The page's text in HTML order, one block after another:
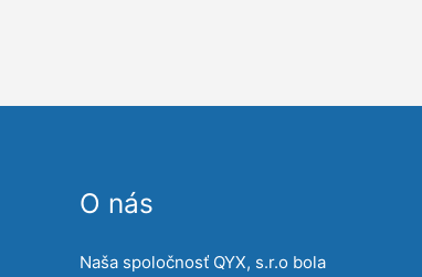
O nás
Naša spoločnosť QYX, s.r.o bola